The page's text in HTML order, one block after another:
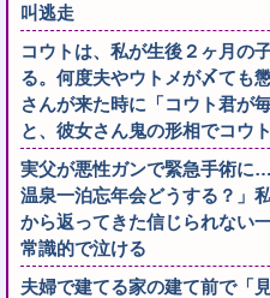
叫逃走
コウトは、私が生後２ヶ月の
る。何度夫やウトメが〆ても
さんが来た時に「コウト君が
と、彼女さん鬼の形相でコウ
実父が悪性ガンで緊急手術に
温泉一泊忘年会どうする？」
から返ってきた信じられない
常識的で泣ける
夫婦で建てる家の建て前で「